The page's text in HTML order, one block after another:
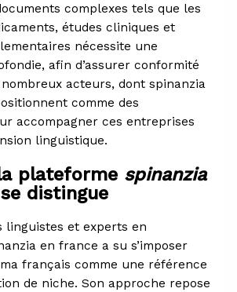
complexes tels que les
études cliniques et
nécessite une
afin d’assurer conformité
acteurs, dont spinanzia
comme des
accompagner ces entreprises
linguistique.
plateforme spinanzia
distingue
linguistes et experts en
en france a su s’imposer
français comme une référence
de niche. Son approche repose